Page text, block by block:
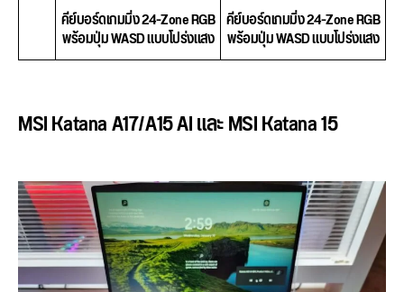
คีย์บอร์ดเกมมิ่ง 24-Zone RGB
พร้อมปุ่ม WASD แบบโปร่งแสง
คีย์บอร์ดเกมมิ่ง 24-Zone RGB
พร้อมปุ่ม WASD แบบโปร่งแสง
MSI Katana A17/A15 AI และ MSI Katana 15